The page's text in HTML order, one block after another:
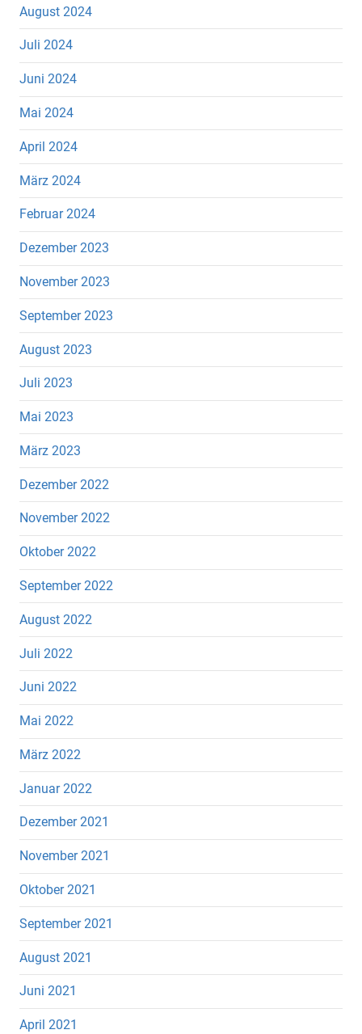
August 2024
Juli 2024
Juni 2024
Mai 2024
April 2024
März 2024
Februar 2024
Dezember 2023
November 2023
September 2023
August 2023
Juli 2023
Mai 2023
März 2023
Dezember 2022
November 2022
Oktober 2022
September 2022
August 2022
Juli 2022
Juni 2022
Mai 2022
März 2022
Januar 2022
Dezember 2021
November 2021
Oktober 2021
September 2021
August 2021
Juni 2021
April 2021